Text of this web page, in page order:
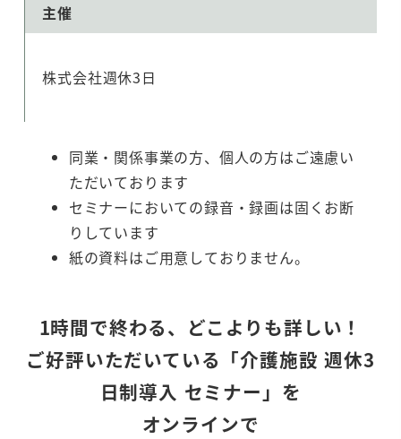
主催
株式会社週休3日
同業・関係事業の方、個人の方はご遠慮い
ただいております
セミナーにおいての録音・録画は固くお断
りしています
紙の資料はご用意しておりません。
1時間で終わる、どこよりも詳しい！
ご好評いただいている「介護施設 週休3
日制導入 セミナー」を
オンラインで